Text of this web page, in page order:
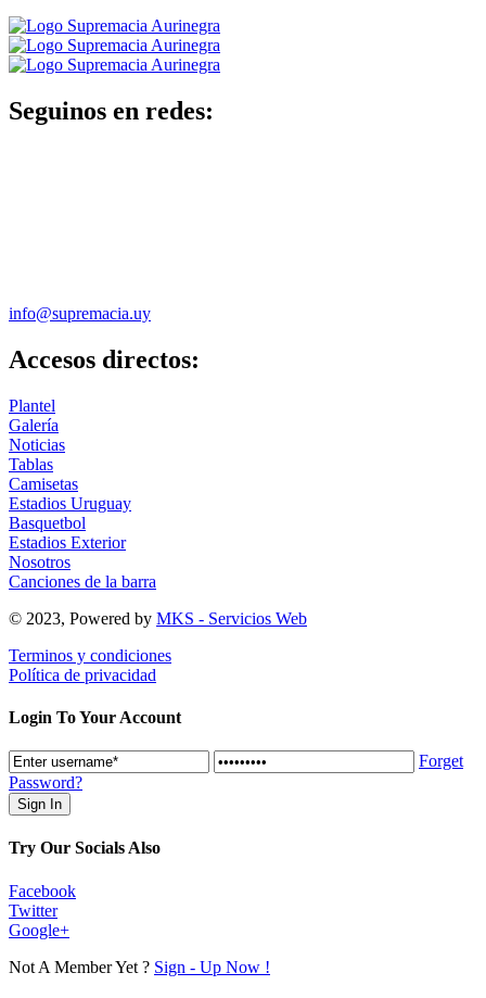
Seguinos en redes:
info@supremacia.uy
Accesos directos:
Plantel
Galería
Noticias
Tablas
Camisetas
Estadios Uruguay
Basquetbol
Estadios Exterior
Nosotros
Canciones de la barra
© 2023, Powered by MKS - Servicios Web
Terminos y condiciones
Política de privacidad
Login To Your Account
Forget
Password?
Try Our Socials Also
Facebook
Twitter
Google+
Not A Member Yet ? Sign - Up Now !